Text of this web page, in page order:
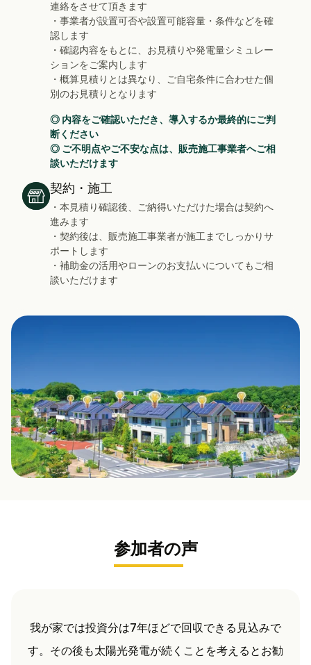
連絡をさせて頂きます
・事業者が設置可否や設置可能容量・条件などを確
認します
・確認内容をもとに、お見積りや発電量シミュレー
ションをご案内します
・概算見積りとは異なり、ご自宅条件に合わせた個
別のお見積りとなります
◎ 内容をご確認いただき、導入するか最終的にご判
断ください
◎ ご不明点やご不安な点は、販売施工事業者へご相
談いただけます
契約・施工
・本見積り確認後、ご納得いただけた場合は契約へ
進みます
・契約後は、販売施工事業者が施工までしっかりサ
ポートします
・補助金の活用やローンのお支払いについてもご相
談いただけます
参加者の声
我が家では投資分は7年ほどで回収できる見込みで
す。その後も太陽光発電が続くことを考えるとお勧